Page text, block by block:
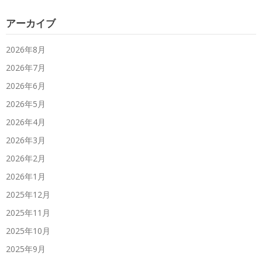
アーカイブ
2026年8月
2026年7月
2026年6月
2026年5月
2026年4月
2026年3月
2026年2月
2026年1月
2025年12月
2025年11月
2025年10月
2025年9月